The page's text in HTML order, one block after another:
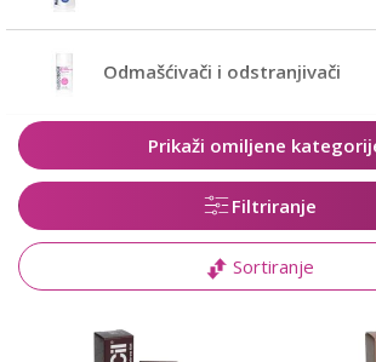
Odmašćivači i odstranjivači
Prikaži omiljene
Filtriranje
Sortiranje